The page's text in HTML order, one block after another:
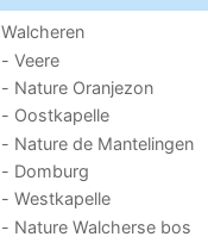
Walcheren
- Veere
- Nature Oranjezon
- Oostkapelle
- Nature de Mantelingen
- Domburg
- Westkapelle
- Nature Walcherse bos